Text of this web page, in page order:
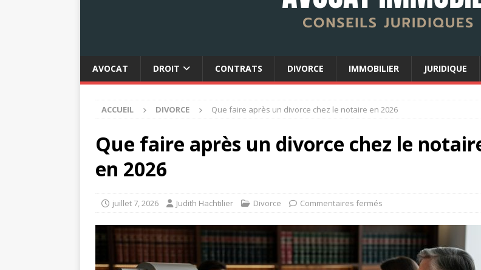
AVOCAT DROIT CONTRATS DIVORCE IMMOBILIER JURIDIQUE
ACCUEIL DIVORCE Que faire après un divorce chez le notaire en 2026
Que faire après un divorce chez le
en 2026
juillet 7, 2026 Judith Hachtilier Divorce Commentaires fermés